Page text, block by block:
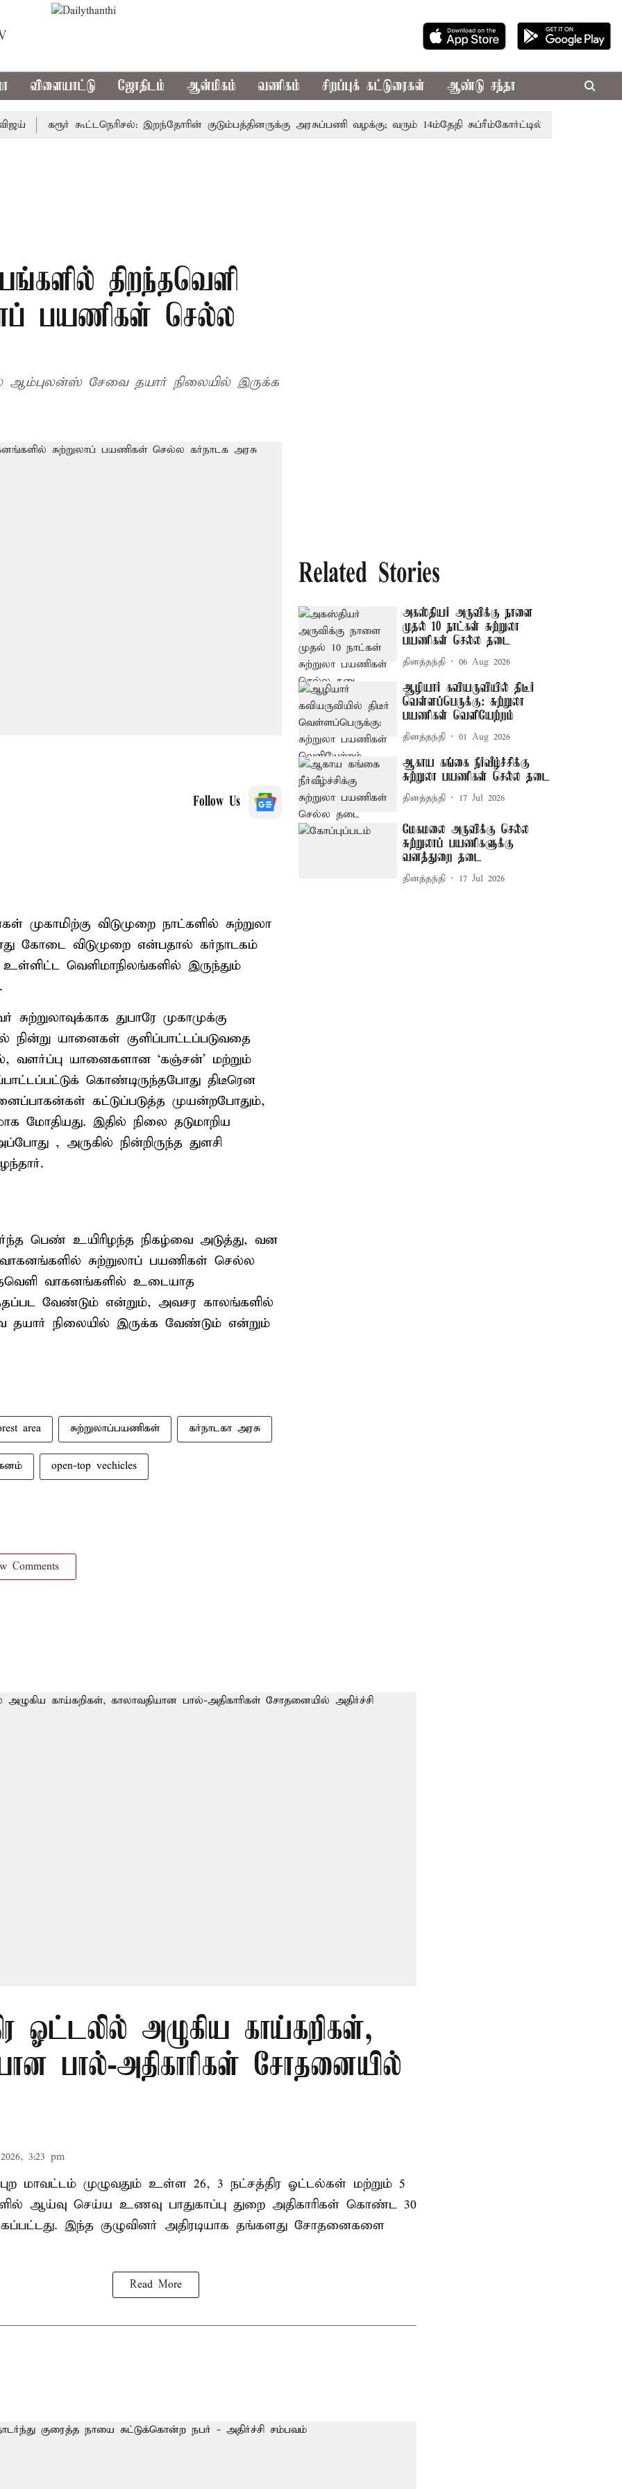
விளையாட்டு ஜோதிடம் ஆன்மிகம் வணிகம் சிறப்புக் கட்டுரைகள் ஆண்டு சந்தா
கரூர் கூட்டநெரிசல்: இறந்தோரின் குடும்பத்தினருக்கு அரசுப்பணி வழக்கு; வரும் 14ம்தேதி சுப்ரீம்கோர்ட்டில் விசாரணை
திறந்தவெளி
பயணிகள் செல்ல
ஆம்புலன்ஸ் சேவை தயார் நிலையில் இருக்க
Follow Us
முகாமிற்கு விடுமுறை நாட்களில் சுற்றுலா
கோடை விடுமுறை என்பதால் கர்நாடகம்
உள்ளிட்ட வெளிமாநிலங்களில் இருந்தும்
துபாரே முகாமுக்கு
நின்று யானைகள் குளிப்பாட்டப்படுவதை
வளர்ப்பு யானைகளான ‘கஞ்சன்’ மற்றும்
கொண்டிருந்தபோது திடீரென
கட்டுப்படுத்த முயன்றபோதும்,
இதில் நிலை தடுமாறிய
, அருகில் நின்றிருந்த துளசி
பெண் உயிரிழந்த நிகழ்வை அடுத்து, வன
சுற்றுலாப் பயணிகள் செல்ல
வாகனங்களில் உடையாத
வேண்டும் என்றும், அவசர காலங்களில்
நிலையில் இருக்க வேண்டும் என்றும்
area சுற்றுலாப்பயணிகள் கர்நாடகா அரசு
open-top vechicles
Comments
Related Stories
அகஸ்தியர் அருவிக்கு நாளை
முதல் 10 நாட்கள் சுற்றுலா
பயணிகள் செல்ல தடை
தினத்தந்தி 06 Aug 2026
ஆழியார் கவியருவியில் திடீர்
வெள்ளப்பெருக்கு: சுற்றுலா
பயணிகள் வெளியேற்றம்
தினத்தந்தி 01 Aug 2026
ஆகாய கங்கை நீர்வீழ்ச்சிக்கு
சுற்றுலா பயணிகள் செல்ல தடை
தினத்தந்தி 17 Jul 2026
மேகமலை அருவிக்கு செல்ல
சுற்றுலாப் பயணிகளுக்கு
வனத்துறை தடை
தினத்தந்தி 17 Jul 2026
ஓட்டலில் அழுகிய காய்கறிகள்,
பால்-அதிகாரிகள் சோதனையில்
3:23 pm
மாவட்டம் முழுவதும் உள்ள 26, 3 நட்சத்திர ஓட்டல்கள் மற்றும் 5
ஆய்வு செய்ய உணவு பாதுகாப்பு துறை அதிகாரிகள் கொண்ட 30
இந்த குழுவினர் அதிரடியாக தங்களது சோதனைகளை
Read More